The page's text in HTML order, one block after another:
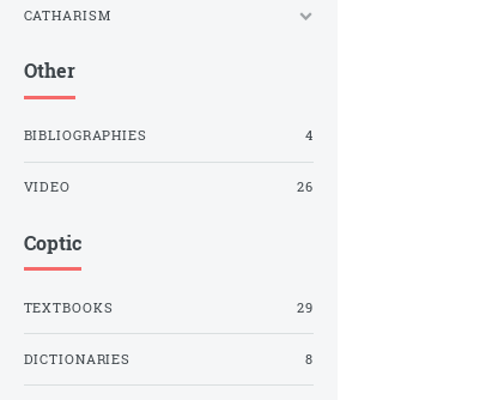
CATHARISM
Other
BIBLIOGRAPHIES 4
VIDEO 26
Coptic
TEXTBOOKS 29
DICTIONARIES 8